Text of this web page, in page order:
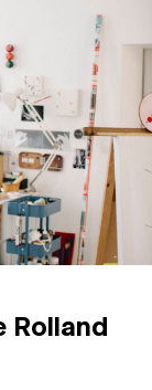
↓
Rolland